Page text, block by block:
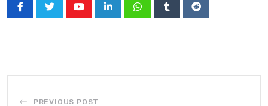
PREVIOUS POST